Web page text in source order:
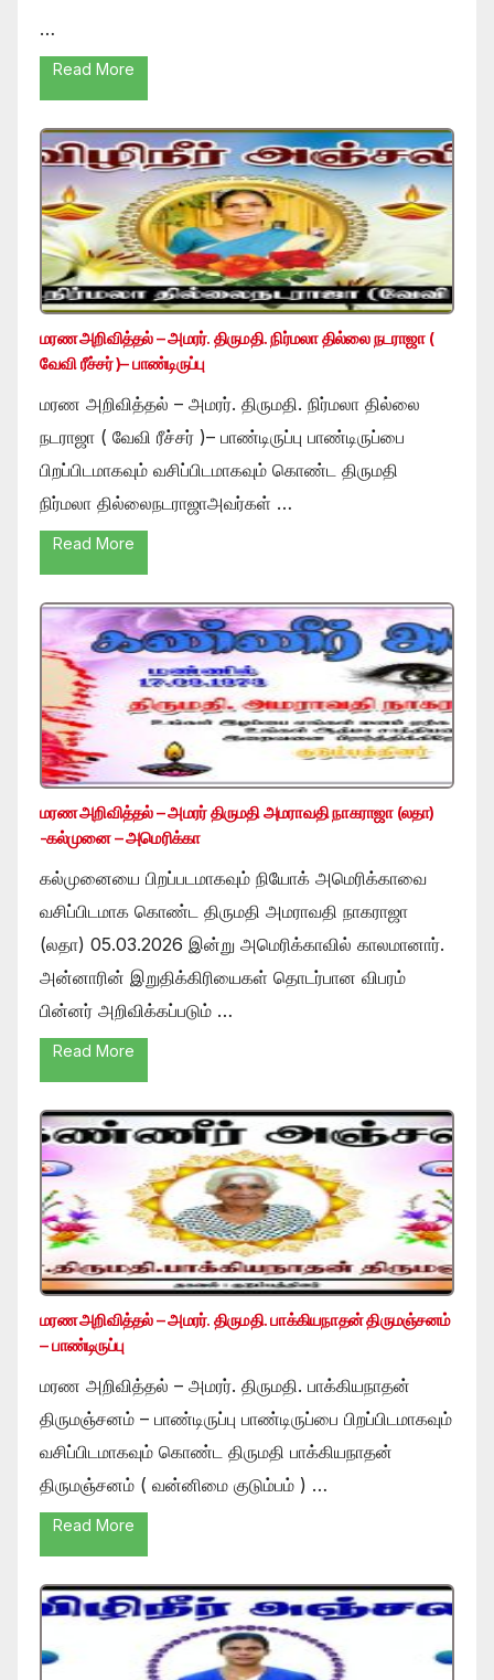
…
Read More
மரண அறிவித்தல் – அமரர். திருமதி. நிர்மலா தில்லை நடராஜா (
வேவி ரீச்சர் )– பாண்டிருப்பு
மரண அறிவித்தல் – அமரர். திருமதி. நிர்மலா தில்லை
நடராஜா ( வேவி ரீச்சர் )– பாண்டிருப்பு பாண்டிருப்பை
பிறப்பிடமாகவும் வசிப்பிடமாகவும் கொண்ட திருமதி
நிர்மலா தில்லைநடராஜாஅவர்கள் …
Read More
மரண அறிவித்தல் – அமரர் திருமதி அமராவதி நாகராஜா (லதா)
-கல்முனை – அமெரிக்கா
கல்முனையை பிறப்படமாகவும் நியோக் அமெரிக்காவை
வசிப்பிடமாக கொண்ட திருமதி அமராவதி நாகராஜா
(லதா) 05.03.2026 இன்று அமெரிக்காவில் காலமானார்.
அன்னாரின் இறுதிக்கிரியைகள் தொடர்பான விபரம்
பின்னர் அறிவிக்கப்படும் …
Read More
மரண அறிவித்தல் – அமரர். திருமதி. பாக்கியநாதன் திருமஞ்சனம்
– பாண்டிருப்பு
மரண அறிவித்தல் – அமரர். திருமதி. பாக்கியநாதன்
திருமஞ்சனம் – பாண்டிருப்பு பாண்டிருப்பை பிறப்பிடமாகவும்
வசிப்பிடமாகவும் கொண்ட திருமதி பாக்கியநாதன்
திருமஞ்சனம் ( வன்னிமை குடும்பம் ) …
Read More